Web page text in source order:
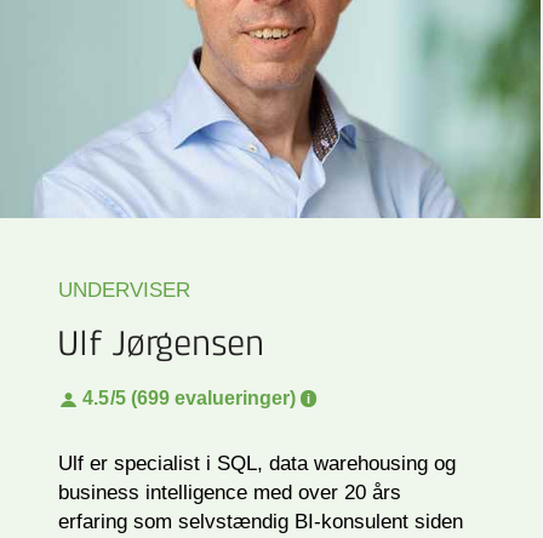
UNDERVISER
Ulf Jørgensen
4.5/5 (699 evalueringer)
Ulf er specialist i SQL, data warehousing og
business intelligence med over 20 års
erfaring som selvstændig BI-konsulent siden